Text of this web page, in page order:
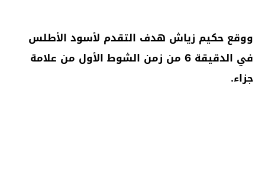
ووقع حكيم زياش هدف التقدم لأسود الأطلس
في الدقيقة 6 من زمن الشوط الأول من علامة
جزاء.